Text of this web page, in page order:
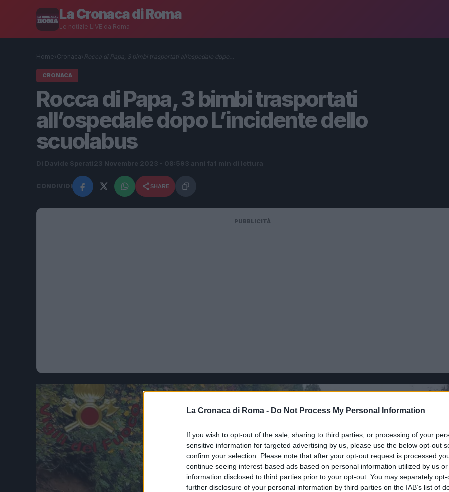
La Cronaca di Roma - Do Not Process My Personal Information
If you wish to opt-out of the sale, sharing to third parties, or processing of your
sensitive information for targeted advertising by us, please use the below opt-out
confirm your selection. Please note that after your opt-out request is processed
continue seeing interest-based ads based on personal information utilized by us
information disclosed to third parties prior to your opt-out. You may separately
further disclosure of your personal information by third parties on the IAB’s list of
La Cronaca di Roma
Le notizie LIVE da Roma
Home› Cronaca› Rocca di Papa, 3 bimbi trasportati all’ospedale dopo…
CRONACA
Rocca di Papa, 3 bimbi trasportati
all’ospedale dopo L’incidente dello
scuolabus
Di Davide Sperati23 Novembre 2023 - 08:593 anni fa 1 min di lettura
CONDIVIDI SHARE
PUBBLICITÀ